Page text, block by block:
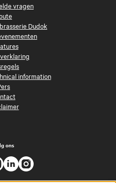
vragen
Dudok
information
ons